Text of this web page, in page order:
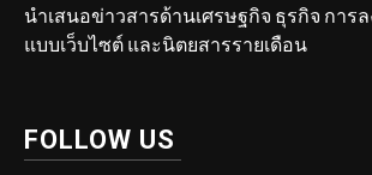
นำเสนอข่าวสารด้านเศรษฐกิจ ธุรกิจ การ
แบบเว็บไซต์ และนิตยสารรายเดือน
FOLLOW US